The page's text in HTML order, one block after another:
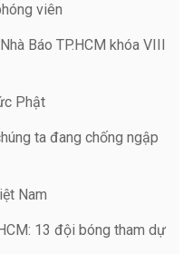
viên
Báo TP.HCM khóa VIII
Phật
ta đang chống ngập
Nam
13 đội bóng tham dự